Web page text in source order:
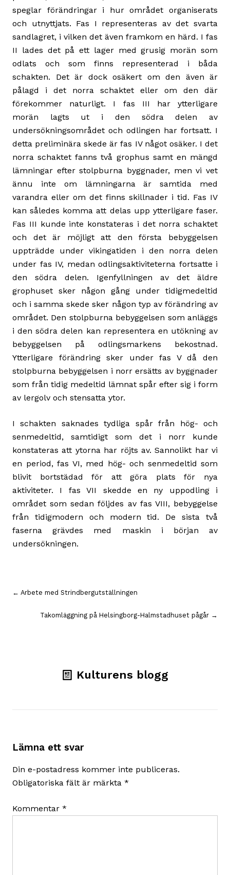
speglar förändringar i hur området organiserats
och utnyttjats. Fas I representeras av det svarta
sandlagret, i vilken det även framkom en härd. I fas
II lades det på ett lager med grusig morän som
odlats och som finns representerad i båda
schakten. Det är dock osäkert om den även är
pålagd i det norra schaktet eller om den där
förekommer naturligt. I fas III har ytterligare
morän lagts ut i den södra delen av
undersökningsområdet och odlingen har fortsatt. I
detta preliminära skede är fas IV något osäker. I det
norra schaktet fanns två grophus samt en mängd
lämningar efter stolpburna byggnader, men vi vet
ännu inte om lämningarna är samtida med
varandra eller om det finns skillnader i tid. Fas IV
kan således komma att delas upp ytterligare faser.
Fas III kunde inte konstateras i det norra schaktet
och det är möjligt att den första bebyggelsen
uppträdde under vikingatiden i den norra delen
under fas IV, medan odlingsaktiviteterna fortsatte i
den södra delen. Igenfyllningen av det äldre
grophuset sker någon gång under tidigmedeltid
och i samma skede sker någon typ av förändring av
området. Den stolpburna bebyggelsen som anläggs
i den södra delen kan representera en utökning av
bebyggelsen på odlingsmarkens bekostnad.
Ytterligare förändring sker under fas V då den
stolpburna bebyggelsen i norr ersätts av byggnader
som från tidig medeltid lämnat spår efter sig i form
av lergolv och stensatta ytor.
I schakten saknades tydliga spår från hög- och
senmedeltid, samtidigt som det i norr kunde
konstateras att ytorna har röjts av. Sannolikt har vi
en period, fas VI, med hög- och senmedeltid som
blivit bortstädad för att göra plats för nya
aktiviteter. I fas VII skedde en ny uppodling i
området som sedan följdes av fas VIII, bebyggelse
från tidigmodern och modern tid. De sista två
faserna grävdes med maskin i början av
undersökningen.
Inläggsnavigering
← Arbete med Strindbergutställningen
Takomläggning på Helsingborg-Halmstadhuset pågår →
Kulturens blogg
Lämna ett svar
Din e-postadress kommer inte publiceras.
Obligatoriska fält är märkta *
Kommentar *